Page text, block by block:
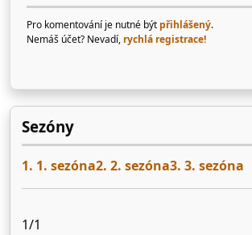
Pro komentování je nutné být přihlášený.
Nemáš účet? Nevadí, rychlá registrace!
Sezóny
1. 1. sezóna2. 2. sezóna3. 3. sezóna
1/1